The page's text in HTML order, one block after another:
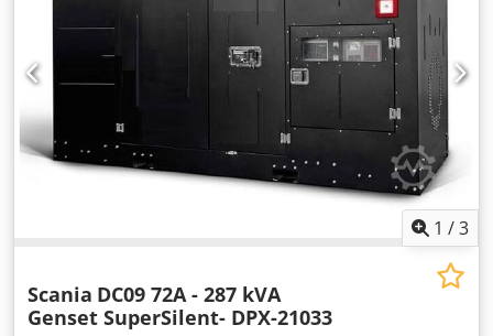
1 /3
Scania DC09 72A - 287 kVA
Genset SuperSilent- DPX-21033